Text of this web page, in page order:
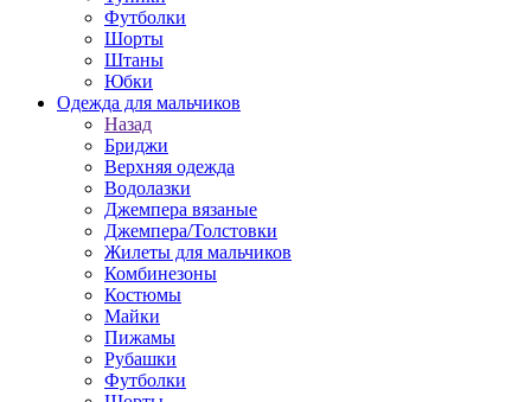
Футболки
Шорты
Штаны
Юбки
Одежда для мальчиков
Назад
Бриджи
Верхняя одежда
Водолазки
Джемпера вязаные
Джемпера/Толстовки
Жилеты для мальчиков
Комбинезоны
Костюмы
Майки
Пижамы
Рубашки
Футболки